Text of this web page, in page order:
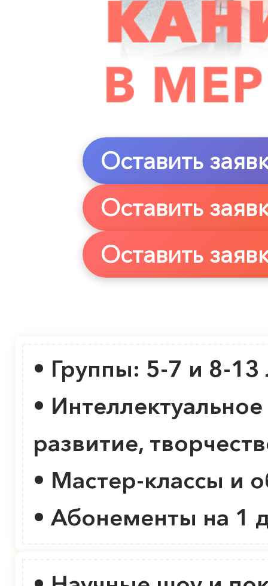
Оставить
Оставить
Оставить
• Группы: 5-7 и 8-13
•
развитие,
• Мастер-классы и
• Абонементы на 1